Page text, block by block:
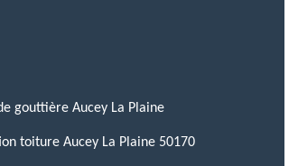
gouttière Aucey La Plaine
toiture Aucey La Plaine 50170